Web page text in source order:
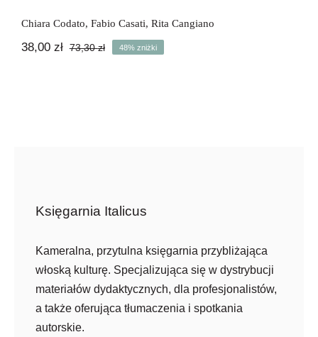
Chiara Codato, Fabio Casati, Rita Cangiano
73,30złPierwotna
38,00 zł
Aktualna
48% zniżki
Księgarnia Italicus
Kameralna, przytulna księgarnia przybliżająca
włoską kulturę. Specjalizująca się w dystrybucji
materiałów dydaktycznych, dla profesjonalistów,
a także oferująca tłumaczenia i spotkania
autorskie.